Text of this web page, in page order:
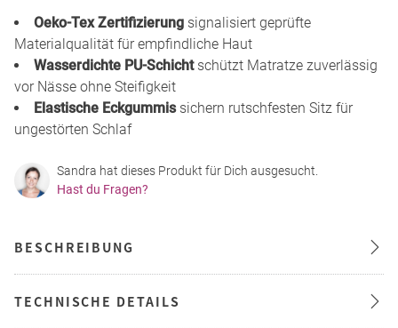
Oeko-Tex Zertifizierung signalisiert geprüfte
Materialqualität für empfindliche Haut
Wasserdichte PU-Schichtschützt Matratze zuverlässig
vor Nässe ohne Steifigkeit
Elastische Eckgummissichern rutschfesten Sitz für
ungestörten Schlaf
Sandra hat dieses Produkt für Dich ausgesucht.
Hast du Fragen?
BESCHREIBUNG
TECHNISCHE DETAILS